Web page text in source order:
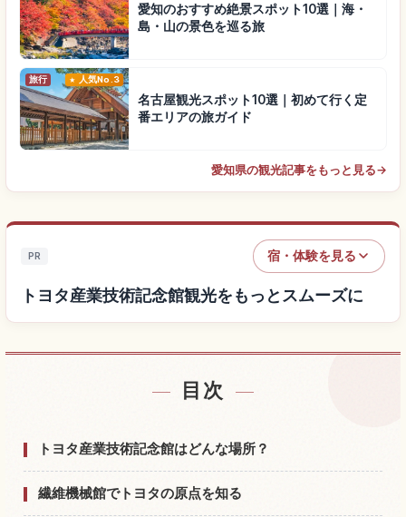
愛知のおすすめ絶景スポット10選｜海・
島・山の景色を巡る旅
旅行 人気No.3
名古屋観光スポット10選｜初めて行く定
番エリアの旅ガイド
愛知県の観光記事をもっと見る→
PR 宿・体験を見る
トヨタ産業技術記念館観光をもっとスムーズに
トヨタ産業技術記念館付近の宿を探す
トヨタ産業技術記念館の体験を探す
目次
トヨタ産業技術記念館はどんな場所？
繊維機械館でトヨタの原点を知る